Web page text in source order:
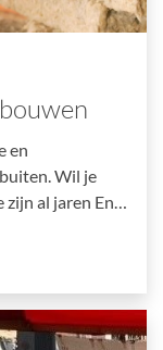
en
Wil je
zijn al jaren En…